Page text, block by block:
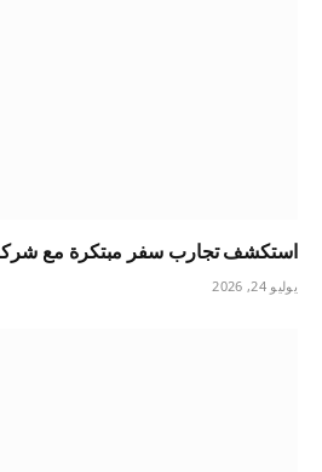
استكشف تجارب سفر مبتكرة مع شركة
يوليو 24, 2026